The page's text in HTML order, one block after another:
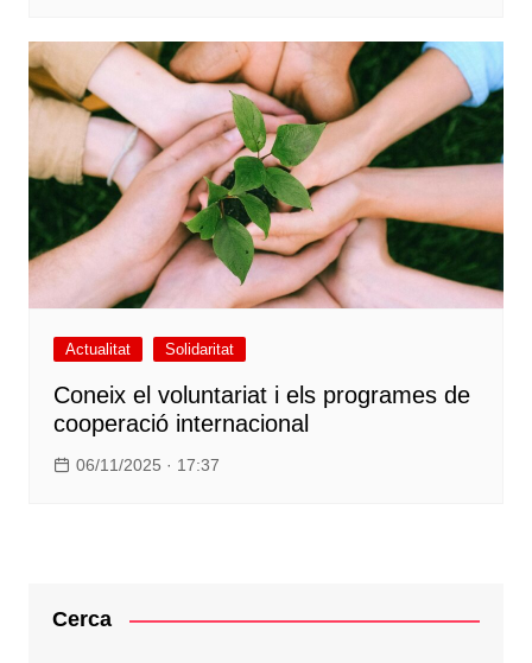
Actualitat Solidaritat
Coneix el voluntariat i els programes de
cooperació internacional
06/11/2025 · 17:37
Cerca